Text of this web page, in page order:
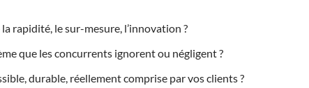
rapidité, le sur-mesure, l’innovation ?
que les concurrents ignorent ou négligent ?
durable, réellement comprise par vos clients ?